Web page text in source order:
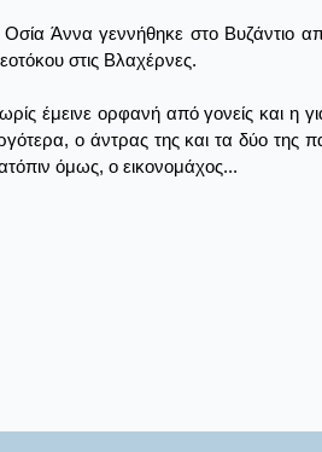
Άννα γεννήθηκε στο Βυζάντιο
στις Βλαχέρνες.
έμεινε ορφανή από γονείς και η
ο άντρας της και τα δύο της
όμως, ο εικονομάχος...